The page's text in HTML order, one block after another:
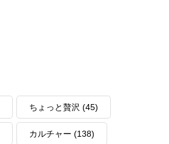
ちょっと贅沢 (45)
カルチャー (138)